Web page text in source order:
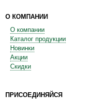
О КОМПАНИИ
О компании
Каталог продукции
Новинки
Акции
Скидки
ПРИСОЕДИНЯЙСЯ